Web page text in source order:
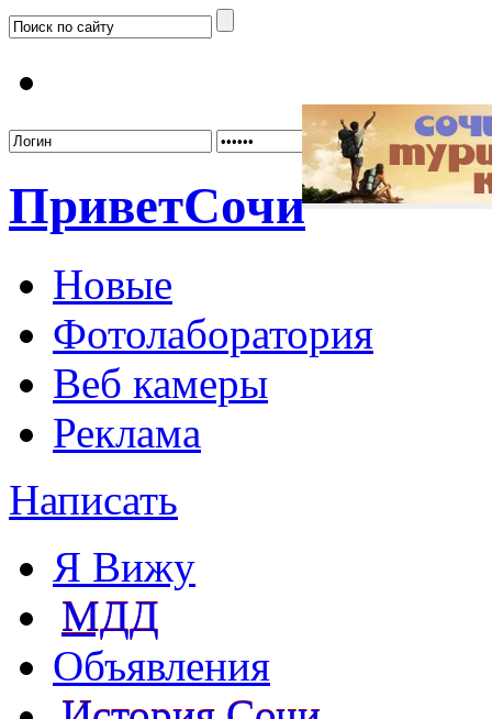
ПриветСочи
Новые
Фотолаборатория
Веб камеры
Реклама
Написать
Я Вижу
МДД
Объявления